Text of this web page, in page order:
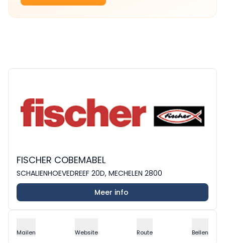
FISCHER COBEMABEL
SCHALIENHOEVEDREEF 20D, MECHELEN 2800
Meer info
Mailen Website Route Bellen